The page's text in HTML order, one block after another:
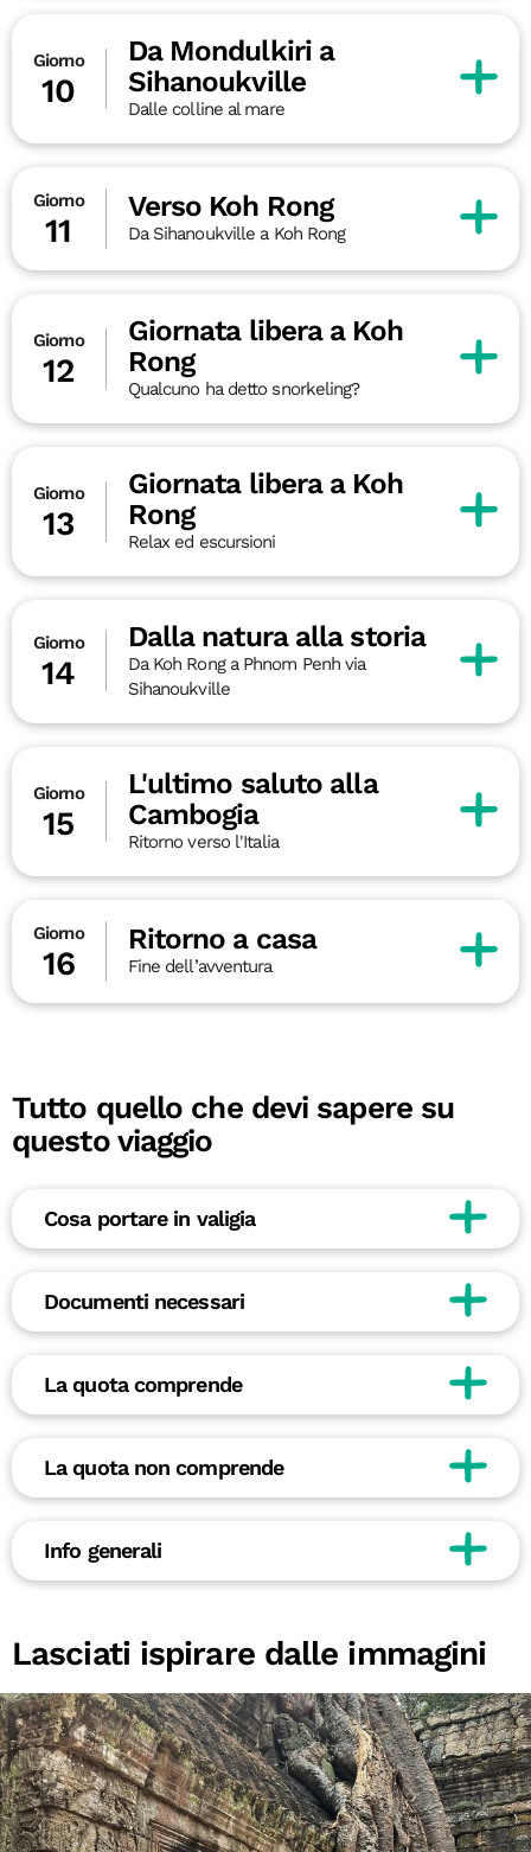
Giorno
10
Da Mondulkiri a
Sihanoukville
Dalle colline al mare
Giorno
11
Verso Koh Rong
Da Sihanoukville a Koh Rong
Giorno
12
Giornata libera a Koh
Rong
Qualcuno ha detto snorkeling?
Giorno
13
Giornata libera a Koh
Rong
Relax ed escursioni
Giorno
14
Dalla natura alla storia
Da Koh Rong a Phnom Penh via
Sihanoukville
Giorno
15
L'ultimo saluto alla
Cambogia
Ritorno verso l'Italia
Giorno
16
Ritorno a casa
Fine dell’avventura
Tutto quello che devi sapere su
questo viaggio
Cosa portare in valigia
Documenti necessari
La quota comprende
La quota non comprende
Info generali
Lasciati ispirare dalle immagini